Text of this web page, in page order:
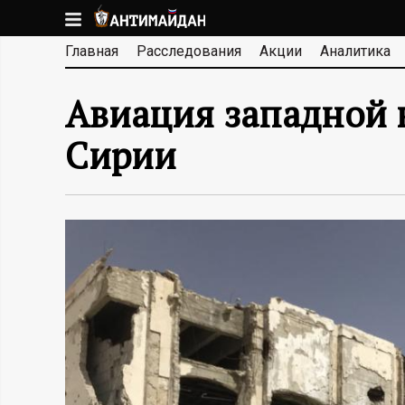
к
основномуА
Н
Т
И
М
А
Й
Д
Главная Расследования Акции Аналитика
Авиация
Сирии